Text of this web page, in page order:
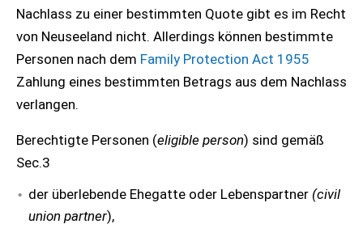
Nachlass zu einer bestimmten Quote gibt es im Recht
von Neuseeland nicht. Allerdings können bestimmte
Personen nach dem Family Protection Act 1955
Zahlung eines bestimmten Betrags aus dem Nachlass
verlangen.
Berechtigte Personen (eligible person) sind gemäß
Sec.3
der überlebende Ehegatte oder Lebenspartner (civil
union partner),